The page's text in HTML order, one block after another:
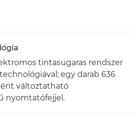
tintasugaras rendszer
egy darab 636
változtatható
nyomtatófejjel.